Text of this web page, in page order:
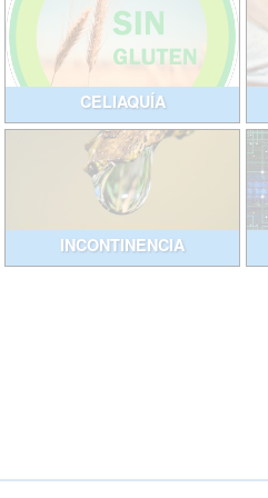
CELIAQUÍA
INCONTINENCIA